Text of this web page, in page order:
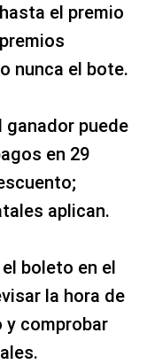
el premio
nunca el bote.
ganador puede
en 29
aplican.
boleto en el
la hora de
y comprobar